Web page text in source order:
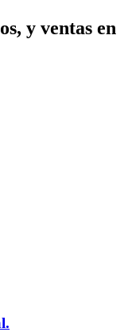
y ventas en